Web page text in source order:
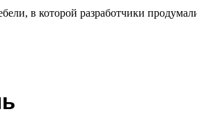
в которой разработчики